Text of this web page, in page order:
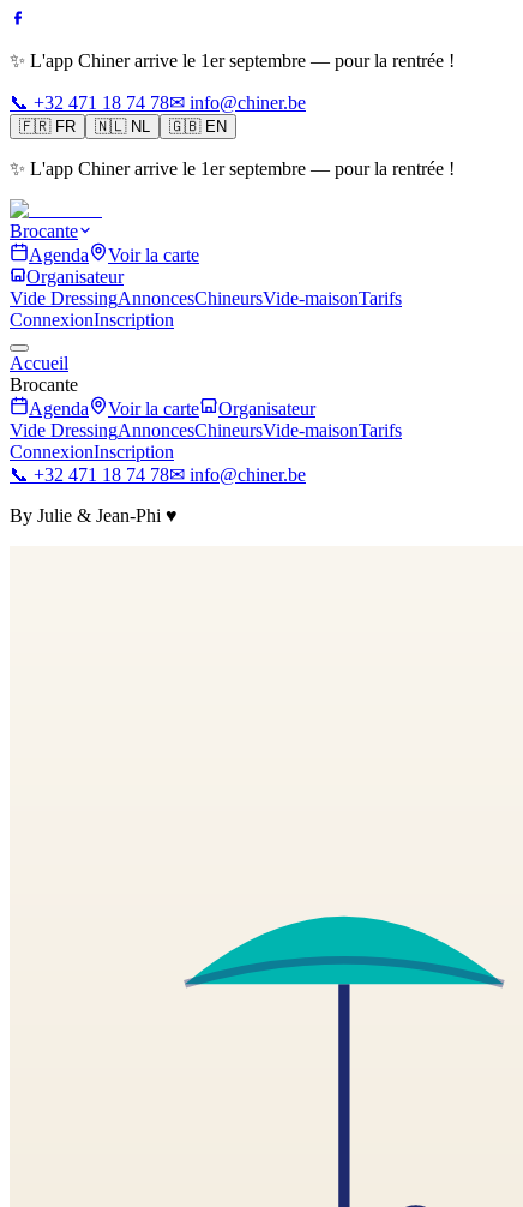
✨ L'app Chiner arrive le 1er septembre — pour la rentrée !
📞 +32 471 18 74 78✉ info@chiner.be
🇫🇷 FR 🇳🇱 NL 🇬🇧 EN
✨ L'app Chiner arrive le 1er septembre — pour la rentrée !
Brocante
Agenda
Voir la carte
Organisateur
Vide DressingAnnoncesChineursVide-maisonTarifs
ConnexionInscription
Accueil
Brocante
Agenda
Voir la carte
Organisateur
Vide DressingAnnoncesChineursVide-maisonTarifs
ConnexionInscription
📞 +32 471 18 74 78✉ info@chiner.be
By Julie & Jean-Phi ♥